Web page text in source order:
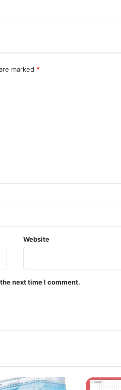
marked *
Website
next time I comment.